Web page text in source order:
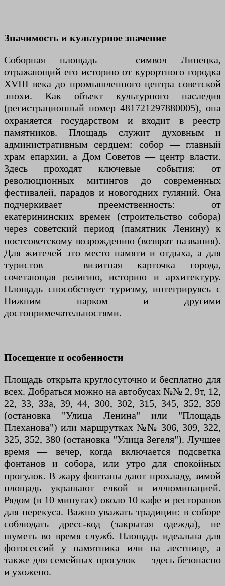
Значимость и культурное значение
Соборная площадь — символ Липецка,
отражающий его историю от курортного городка
XVIII века до промышленного центра советской
эпохи. Как объект культурного наследия
(регистрационный номер 481721297880005), она
охраняется государством и входит в реестр
памятников. Площадь служит духовным и
административным сердцем: собор — главный
храм епархии, а Дом Советов — центр власти.
Здесь проходят ключевые события: от
революционных митингов до современных
фестивалей, парадов и новогодних гуляний. Она
подчеркивает преемственность: от
екатерининских времен (строительство собора)
через советский период (памятник Ленину) к
постсоветскому возрождению (возврат названия).
Для жителей это место памяти и отдыха, а для
туристов — визитная карточка города,
сочетающая религию, историю и архитектуру.
Площадь способствует туризму, интегрируясь с
Нижним парком и другими
достопримечательностями.
Посещение и особенности
Площадь открыта круглосуточно и бесплатно для
всех. Добраться можно на автобусах №№ 2, 9т, 12,
22, 33, 33а, 39, 44, 300, 302, 315, 345, 352, 359
(остановка "Улица Ленина" или "Площадь
Плеханова") или маршрутках №№ 306, 309, 322,
325, 352, 380 (остановка "Улица Зегеля"). Лучшее
время — вечер, когда включается подсветка
фонтанов и собора, или утро для спокойных
прогулок. В жару фонтаны дают прохладу, зимой
площадь украшают елкой и иллюминацией.
Рядом (в 10 минутах) около 10 кафе и ресторанов
для перекуса. Важно уважать традиции: в соборе
соблюдать дресс-код (закрытая одежда), не
шуметь во время служб. Площадь идеальна для
фотосессий у памятника или на лестнице, а
также для семейных прогулок — здесь безопасно
и ухожено.